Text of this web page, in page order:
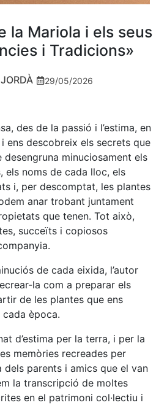
la Mariola i els seus
i Tradicions»
29/05/2026
des de la passió i l’estima, en
ens descobreix els secrets que
desengruna minuciosament els
els noms de cada lloc, els
i, per descomptat, les plantes
anar trobant juntament
que tenen. Tot això,
succeïts i copiosos
de cada eixida, l’autor
la com a preparar els
de les plantes que ens
època.
d’estima per la terra, i per la
memòries recreades per
dels parents i amics que el van
la transcripció de moltes
en el patrimoni col·lectiu i